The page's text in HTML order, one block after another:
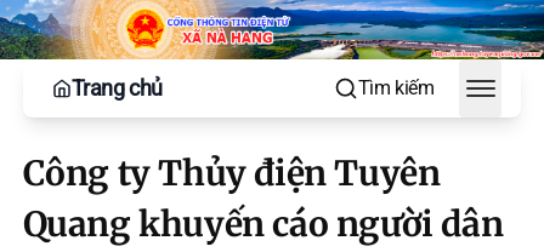
Trang chủ Tìm kiếm
Toggle
Công ty Thủy điện Tuyên
Quang khuyến cáo người dân